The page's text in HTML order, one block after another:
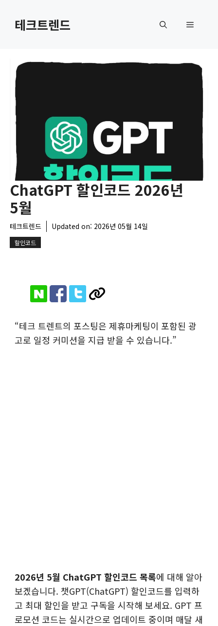
테크트렌드 메
ChatGPT 할인코드 2026년
5월
테크트렌드 Updated on: 2026년 05월 14일
할인코드
“테크 트렌트의 포스팅은 제휴마케팅이 포함된 광
고로 일정 커미션을 지급 받을 수 있습니다.”
2026년 5월 ChatGPT 할인코드 목록에 대해 알아
보겠습니다. 챗GPT(ChatGPT) 할인코드를 입력하
고 최대 할인을 받고 구독을 시작해 보세요. GPT 프
로모션 코드는 실시간으로 업데이트 중이며 매달 새